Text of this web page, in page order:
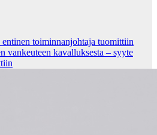
toiminnanjohtaja tuo­mit­tiin
van­keu­teen ka­val­luk­ses­ta – syyte